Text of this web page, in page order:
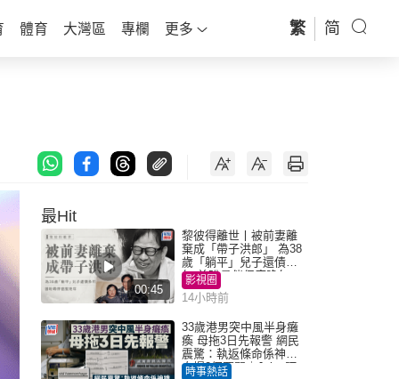
體育 大灣區 專欄 更多 繁 简
最Hit
00:45
黎彼得離世丨被前妻離
棄成「帶子洪郎」 為38
歲「躺平」兒子還債多
年 曾盼尋伴侶度晚年
影視圈
14小時前
33歲港男突中風半身癱
瘓 母拖3日先報警 網民
震驚：執返條命係神蹟
自爆2個惡習｜Juicy叮
時事熱話